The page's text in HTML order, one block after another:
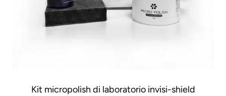
Kit micropolish di laboratorio invisi-shield